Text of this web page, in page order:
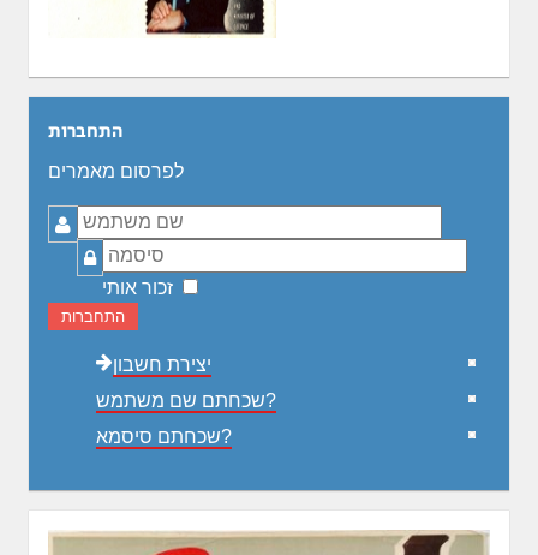
התחברות
לפרסום מאמרים
שם
משתמש
סיסמה
זכור אותי
התחברות
יצירת חשבון
שכחתם שם משתמש?
שכחתם סיסמא?